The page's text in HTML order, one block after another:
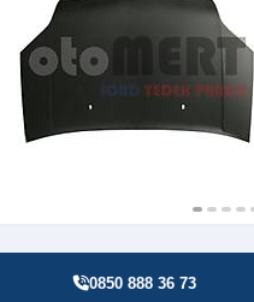
0850 888 36 73